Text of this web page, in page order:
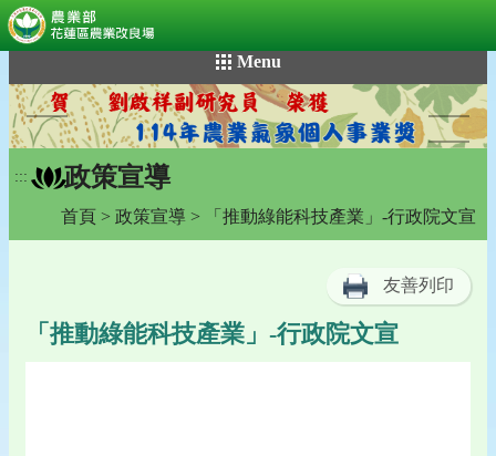
到
主
要
內
容
Menu
::: 政策宣導
首頁 > 政策宣導 > 「推動綠能科技產業」-行政院文宣
友善列印
「推動綠能科技產業」-行政院文宣